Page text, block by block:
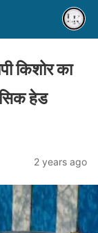
का
हेड
2 years ago